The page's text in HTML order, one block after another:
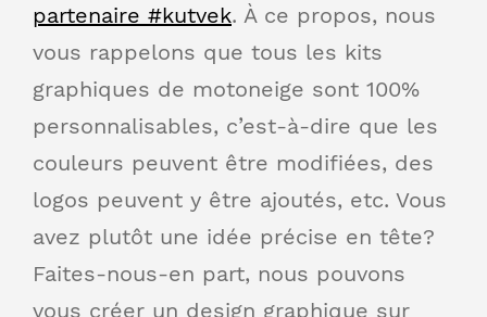
partenaire #kutvek. À ce propos, nous
vous rappelons que tous les kits
graphiques de motoneige sont 100%
personnalisables, c’est-à-dire que les
couleurs peuvent être modifiées, des
logos peuvent y être ajoutés, etc. Vous
avez plutôt une idée précise en tête?
Faites-nous-en part, nous pouvons
vous créer un design graphique sur